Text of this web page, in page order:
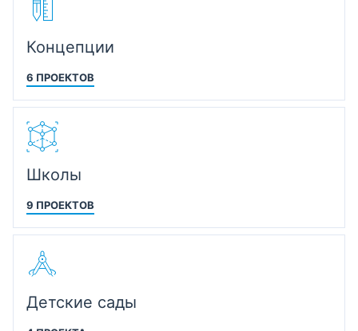
Концепции
6 ПРОЕКТОВ
Школы
9 ПРОЕКТОВ
Детские сады